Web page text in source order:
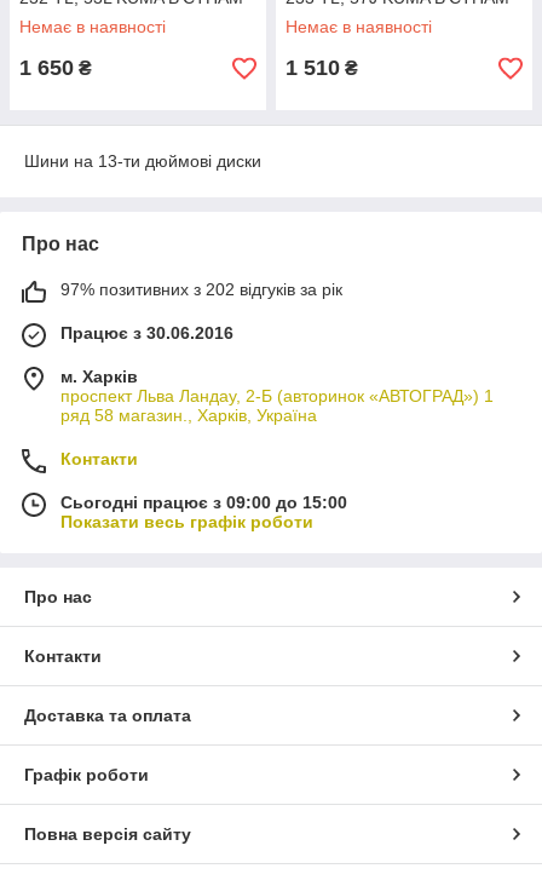
Немає в наявності
1 650 ₴
Немає в наявності
1 510 ₴
Шини на 13-ти дюймові диски
Про нас
97% позитивних з 202 відгуків за рік
Працює з 30.06.2016
м. Харків
проспект Льва Ландау, 2-Б (авторинок «АВТОГРАД») 1
ряд 58 магазин., Харків, Україна
Контакти
Сьогодні працює з 09:00 до 15:00
Показати весь графік роботи
Про нас
Контакти
Доставка та оплата
Графік роботи
Повна версія сайту